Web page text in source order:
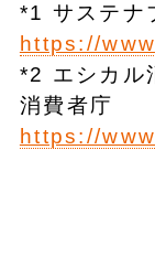
*1 サステナ
https://
*2 エシカル
消費者庁
https://